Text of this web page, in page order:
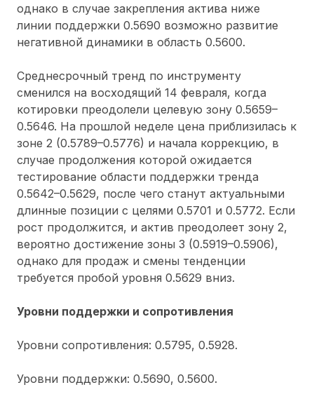
однако в случае закрепления актива ниже
линии поддержки 0.5690 возможно развитие
негативной динамики в область 0.5600.
Среднесрочный тренд по инструменту
сменился на восходящий 14 февраля, когда
котировки преодолели целевую зону 0.5659–
0.5646. На прошлой неделе цена приблизилась к
зоне 2 (0.5789–0.5776) и начала коррекцию, в
случае продолжения которой ожидается
тестирование области поддержки тренда
0.5642–0.5629, после чего станут актуальными
длинные позиции с целями 0.5701 и 0.5772. Если
рост продолжится, и актив преодолеет зону 2,
вероятно достижение зоны 3 (0.5919–0.5906),
однако для продаж и смены тенденции
требуется пробой уровня 0.5629 вниз.
Уровни поддержки и сопротивления
Уровни сопротивления: 0.5795, 0.5928.
Уровни поддержки: 0.5690, 0.5600.